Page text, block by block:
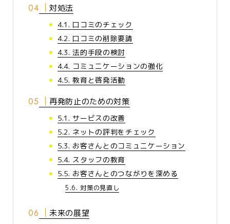
対処法
4.1. 口コミのチェック
4.2. 口コミの削除要請
4.3. 法的手段の検討
4.4. コミュニケーションの強化
4.5. 教育と啓発活動
再発防止のための対策
5.1. サービスの改善
5.2. ネットの評判をチェック
5.3. お客さんとのコミュニケーション
5.4. スタッフの教育
5.5. お客さんとのつながりを深める
5.6. 対策の見直し
未来の展望